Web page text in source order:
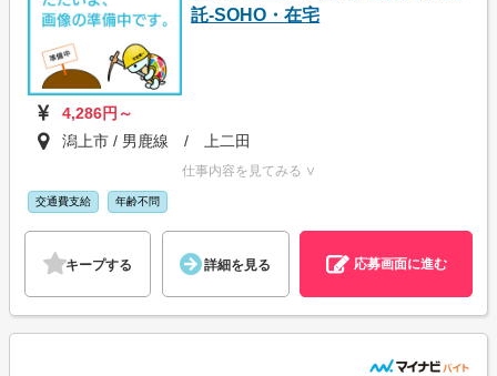
託-SOHO・在宅
4,286円～
潟上市 / 男鹿線 / 上二田
仕事内容を見てみる ∨
交通費支給 年齢不問
キープする 詳細を見る 応募画面に進む